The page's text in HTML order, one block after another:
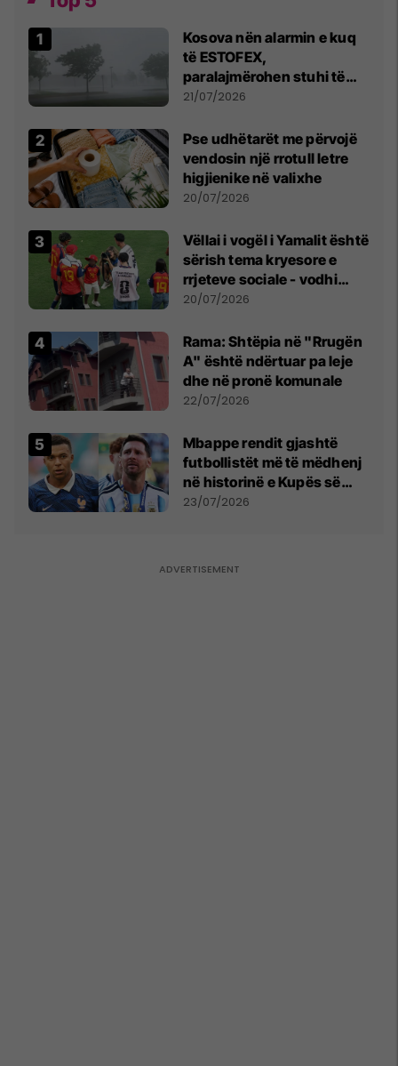
Kosova nën alarmin e kuq
të ESTOFEX,
paralajmërohen stuhi të
fuqishme me breshër dhe
21/07/2026
Pse udhëtarët me përvojë
vendosin një rrotull letre
higjienike në valixhe
20/07/2026
Vëllai i vogël i Yamalit është
sërish tema kryesore e
rrjeteve sociale - vodhi
vëmendjen pas finales së
20/07/2026
Rama: Shtëpia në "Rrugën
A" është ndërtuar pa leje
dhe në pronë komunale
22/07/2026
Mbappe rendit gjashtë
futbollistët më të mëdhenj
në historinë e Kupës së
Botës, Messi mbetet i dyti
23/07/2026